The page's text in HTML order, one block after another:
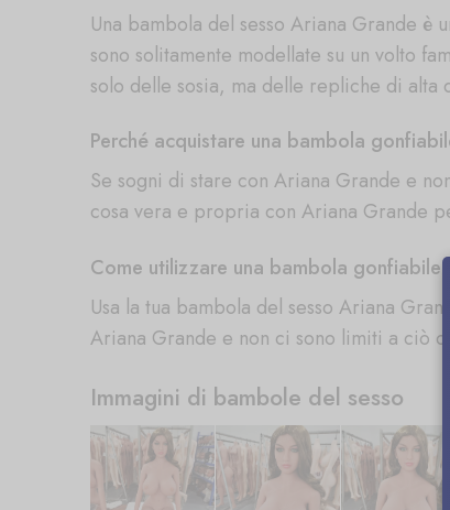
Una bambola del sesso Ariana Grande
sono solitamente modellate su un volto
solo delle sosia, ma delle repliche di alta
Perché acquistare una bambola
Se sogni di stare con Ariana Grande e
cosa vera e propria con Ariana Grande
Come utilizzare una bambola gonfiabile
Usa la tua bambola del sesso Ariana
Ariana Grande e non ci sono limiti a ciò
Immagini di bambole del sesso